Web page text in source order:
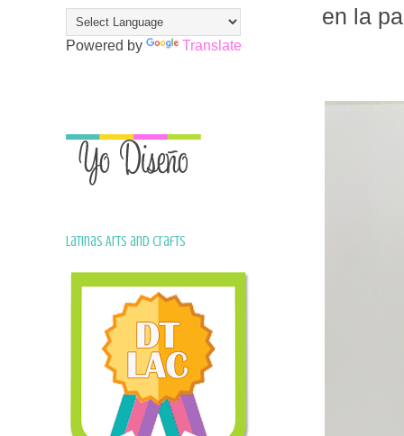
en la
Powered by Translate
Latinas Arts and Crafts